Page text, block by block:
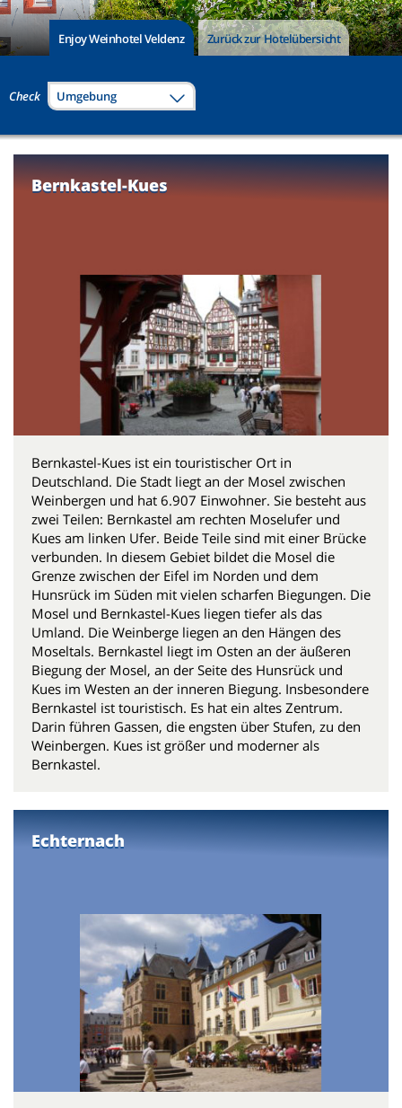
Enjoy Weinhotel Veldenz Zurück zur Hotelübersicht
Check Umgebung
Bernkastel-Kues
Bernkastel-Kues ist ein touristischer Ort in
Deutschland. Die Stadt liegt an der Mosel zwischen
Weinbergen und hat 6.907 Einwohner. Sie besteht aus
zwei Teilen: Bernkastel am rechten Moselufer und
Kues am linken Ufer. Beide Teile sind mit einer Brücke
verbunden. In diesem Gebiet bildet die Mosel die
Grenze zwischen der Eifel im Norden und dem
Hunsrück im Süden mit vielen scharfen Biegungen. Die
Mosel und Bernkastel-Kues liegen tiefer als das
Umland. Die Weinberge liegen an den Hängen des
Moseltals. Bernkastel liegt im Osten an der äußeren
Biegung der Mosel, an der Seite des Hunsrück und
Kues im Westen an der inneren Biegung. Insbesondere
Bernkastel ist touristisch. Es hat ein altes Zentrum.
Darin führen Gassen, die engsten über Stufen, zu den
Weinbergen. Kues ist größer und moderner als
Bernkastel.
Echternach